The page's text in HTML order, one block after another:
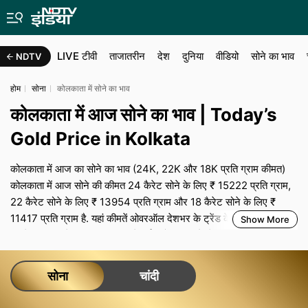
NDTV LIVE टीवी ताजातरीन देश दुनिया वीडियो सोने का भाव
होम सोना कोलकाता में सोने का भाव
कोलकाता में आज सोने का भाव | Today’s
Gold Price in Kolkata
कोलकाता में आज का सोने का भाव (24K, 22K और 18K प्रति ग्राम कीमत)
कोलकाता में आज सोने की कीमत 24 कैरेट सोने के लिए ₹ 15222 प्रति ग्राम,
22 कैरेट सोने के लिए ₹ 13954 प्रति ग्राम और 18 कैरेट सोने के लिए ₹
11417 प्रति ग्राम है. यहां कीमतें ओवरऑल देशभर के ट्रेंड के अनुसार हैं, ज‍बकि
और बीमा लागत के साथ-साथ शहर-विशेष टैक्‍स से तय होता है. कोलकाता में शादी
या त्योहारों के व्यस्त सीजन के दौरान, मजबूत मांग और सीमित सप्लाई कीमतों और
मेकिंग चार्ज को ऊंचा बनाए रख सकती है, जबकि आम दिनों में मोलभाव की थोड़ी
Show More
सोना चांदी